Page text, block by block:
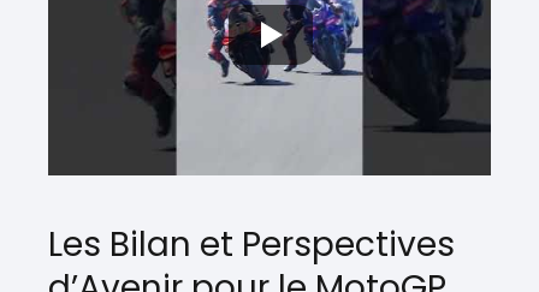
Les Bilan et Perspectives